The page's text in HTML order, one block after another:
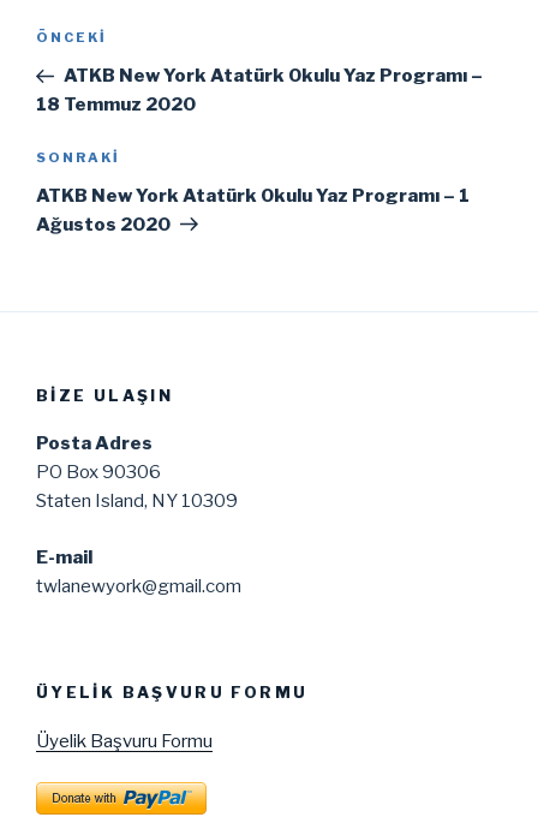
Yazı
Önceki
Yazı
ÖNCEKI
ATKB New York Atatürk Okulu Yaz Programı –
18 Temmuz 2020
Sonraki
Yazı
SONRAKI
ATKB New York Atatürk Okulu Yaz Programı – 1
Ağustos 2020
BIZE ULAŞIN
Posta Adres
PO Box 90306
Staten Island, NY 10309
E-mail
twlanewyork@gmail.com
ÜYELIK BAŞVURU FORMU
Üyelik Başvuru Formu